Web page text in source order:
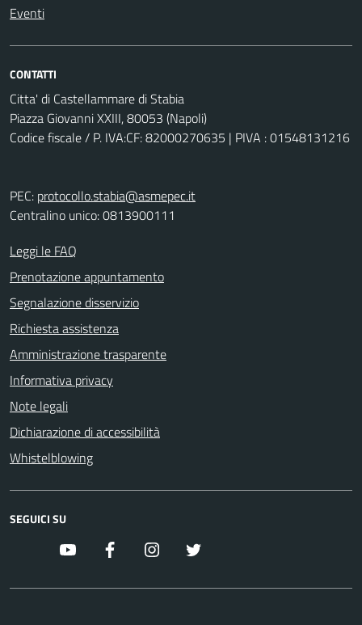
Eventi
CONTATTI
Citta' di Castellammare di Stabia
Piazza Giovanni XXIII, 80053 (Napoli)
Codice fiscale / P. IVA:CF: 82000270635 | PIVA : 01548131216
PEC: protocollo.stabia@asmepec.it
Centralino unico: 0813900111
Leggi le FAQ
Prenotazione appuntamento
Segnalazione disservizio
Richiesta assistenza
Amministrazione trasparente
Informativa privacy
Note legali
Dichiarazione di accessibilità
Whistelblowing
SEGUICI SU
youtube facebook instagram